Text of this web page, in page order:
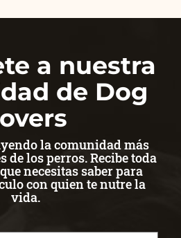
a nuestra
de Dog
la comunidad más
de los perros. Recibe toda
necesitas saber para
con quien te nutre la
vida.